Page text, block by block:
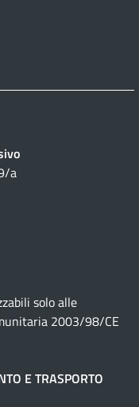
a
solo alle
2003/98/CE
E TRASPORTO